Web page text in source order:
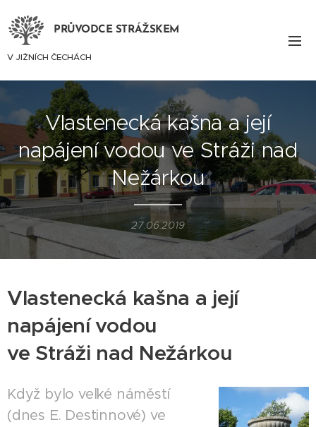
PRŮVODCE STRÁŽSKEM
V JIŽNÍCH ČECHÁCH
Vlastenecká kašna a její
napájení vodou ve Stráži nad
Nežárkou
27.06.2019
Vlastenecká kašna a její
napájení vodou
ve Stráži nad Nežárkou
Když bylo velké náměstí
(dnes E. Destinnové) ve